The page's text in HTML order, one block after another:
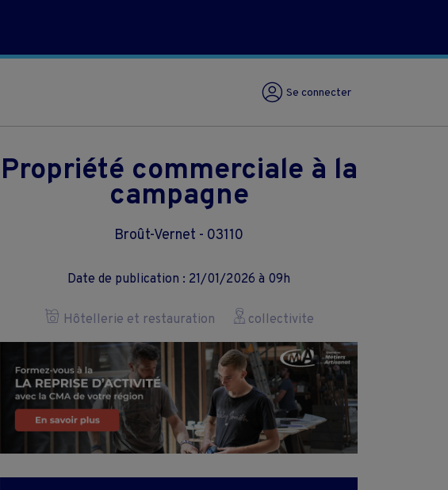
Se connecter
Propriété commerciale à la
campagne
Broût-Vernet - 03110
Date de publication : 21/01/2026 à 09h
Hôtellerie et restauration collectivite